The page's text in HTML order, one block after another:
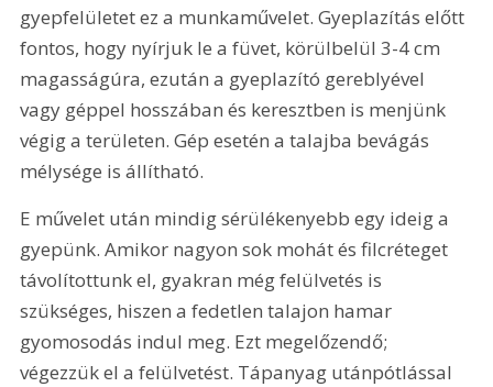
gyepfelületet ez a munkaművelet. Gyeplazítás előtt
fontos, hogy nyírjuk le a füvet, körülbelül 3-4 cm
magasságúra, ezután a gyeplazító gereblyével
vagy géppel hosszában és keresztben is menjünk
végig a területen. Gép esetén a talajba bevágás
mélysége is állítható.
E művelet után mindig sérülékenyebb egy ideig a
gyepünk. Amikor nagyon sok mohát és filcréteget
távolítottunk el, gyakran még felülvetés is
szükséges, hiszen a fedetlen talajon hamar
gyomosodás indul meg. Ezt megelőzendő;
végezzük el a felülvetést. Tápanyag utánpótlással